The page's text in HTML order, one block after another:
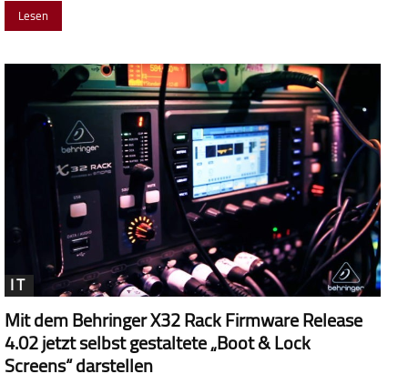
Lesen
IT
Mit dem Behringer X32 Rack Firmware Release
4.02 jetzt selbst gestaltete „Boot & Lock
Screens“ darstellen